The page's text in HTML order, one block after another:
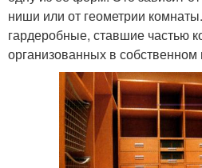
ниши или от геометрии
гардеробные, ставшие частью
организованных в